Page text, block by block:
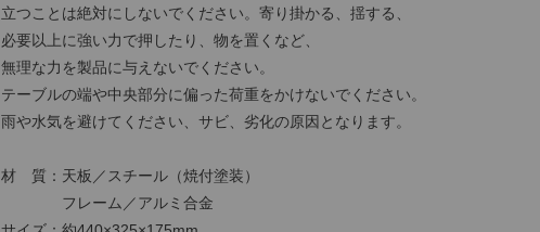
立つことは絶対にしないでください。寄り掛かる、揺する、
必要以上に強い力で押したり、物を置くなど、
無理な力を製品に与えないでください。
テーブルの端や中央部分に偏った荷重をかけないでください。
雨や水気を避けてください、サビ、劣化の原因となります。
材 質：天板／スチール（焼付塗装）
フレーム／アルミ合金